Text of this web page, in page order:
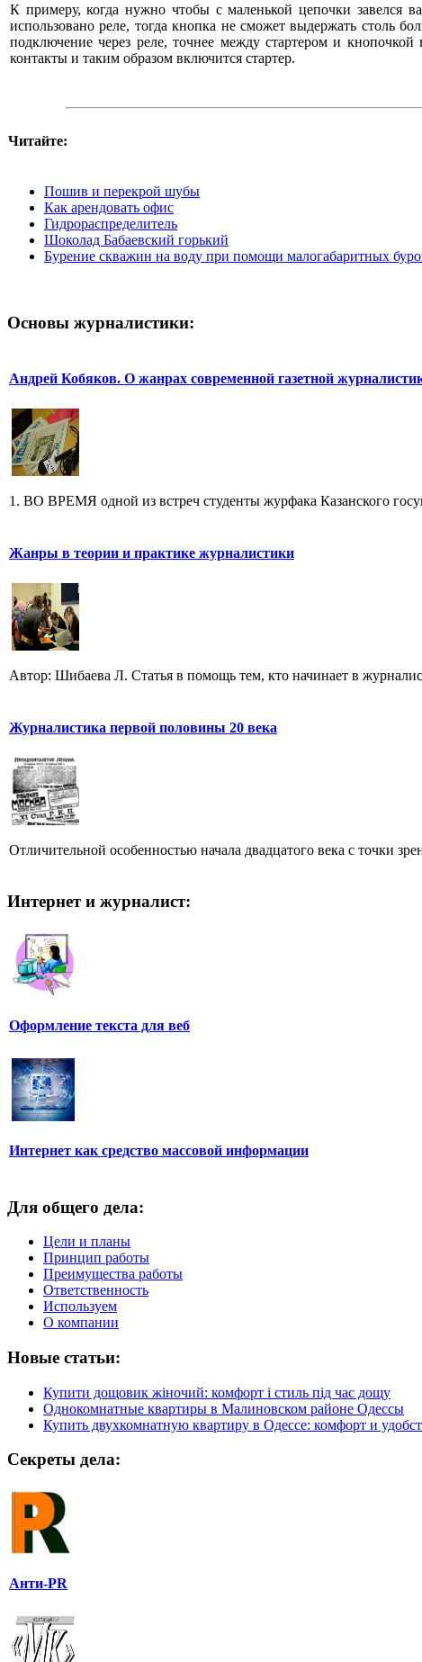
К примеру, когда нужно чтобы с маленькой цепочки завелся
использовано реле, тогда кнопка не сможет выдержать столь
подключение через реле, точнее между стартером и
контакты и таким образом включится стартер.
Читайте:
Пошив и перекрой шубы
Как арендовать офис
Гидрораспределитель
Шоколад Бабаевский горький
Бурение скважин на воду при помощи малогабаритных
Основы журналистики:
Андрей Кобяков. О жанрах современной газетной
1. ВО ВРЕМЯ одной из встреч студенты журфака Казанского
Жанры в теории и практике журналистики
Автор: Шибаева Л. Статья в помощь тем, кто начинает в
Журналистика первой половины 20 века
Отличительной особенностью начала двадцатого века с точки
Интернет и журналист:
Оформление текста для веб
Интернет как средство массовой информации
Для общего дела:
Цели и планы
Принцип работы
Преимущества работы
Ответственность
Используем
О компании
Новые статьи:
Купити дощовик жіночий: комфорт і стиль під час дощу
Однокомнатные квартиры в Малиновском районе Одессы
Купить двухкомнатную квартиру в Одессе: комфорт и
Секреты дела:
Анти-PR